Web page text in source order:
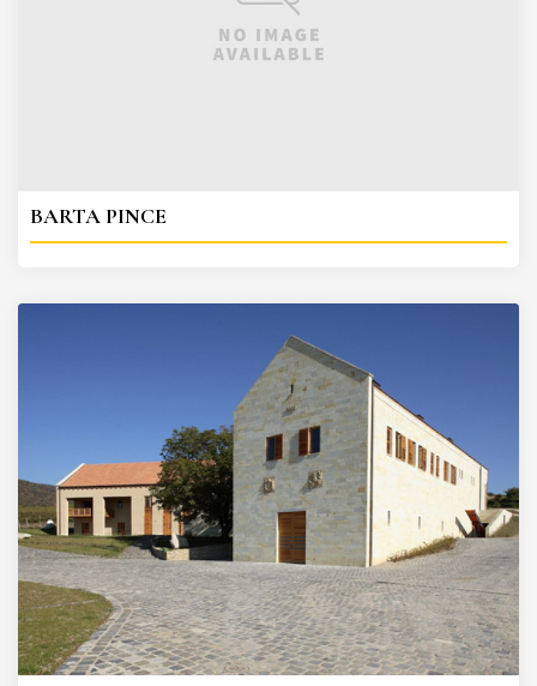
BARTA PINCE